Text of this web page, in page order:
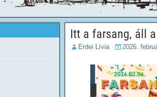
Itt a farsang, áll
Erdei Lívia 2026.